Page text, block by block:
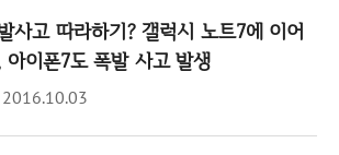
사고 따라하기? 갤럭시 노트7에 이어
아이폰7도 폭발 사고 발생
2016.10.03